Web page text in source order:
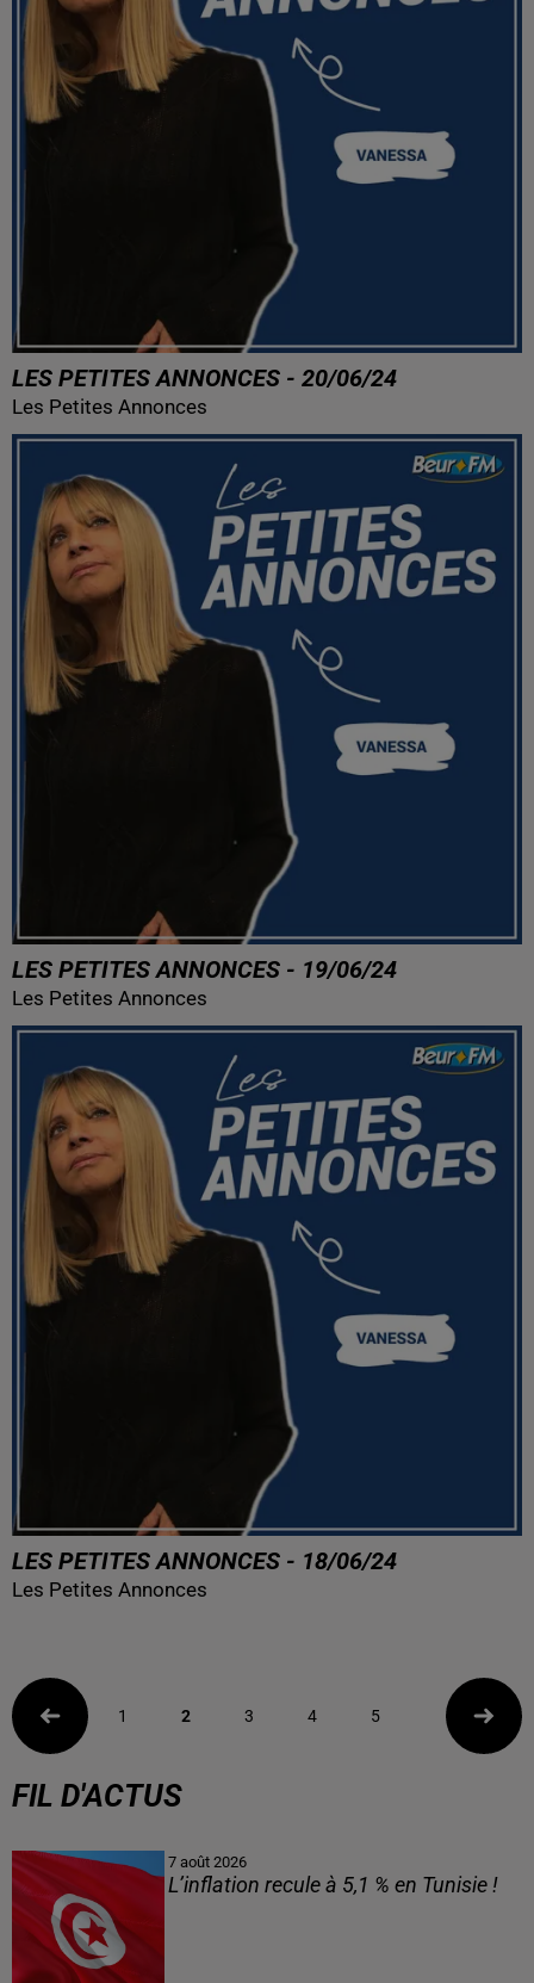
LES PETITES ANNONCES - 20/06/24
Les Petites Annonces
LES PETITES ANNONCES - 19/06/24
Les Petites Annonces
LES PETITES ANNONCES - 18/06/24
Les Petites Annonces
1 2 3 4 5
FIL D'ACTUS
7 août 2026
L’inflation recule à 5,1 % en Tunisie !